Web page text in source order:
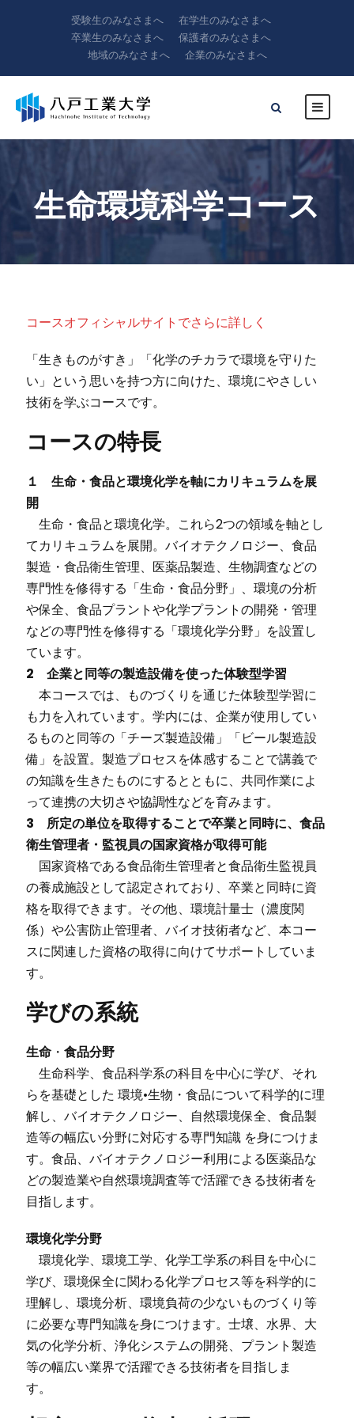
受験生のみなさまへ
在学生のみなさまへ
卒業生のみなさまへ
保護者のみなさまへ
地域のみなさまへ
企業のみなさまへ
生命環境科学コース
コースオフィシャルサイトでさらに詳しく
「生きものがすき」「化学のチカラで環境を守りた
い」という思いを持つ方に向けた、環境にやさしい
技術を学ぶコースです。
コースの特長
１ 生命・食品と環境化学を軸にカリキュラムを展
開
生命・食品と環境化学。これら2つの領域を軸とし
てカリキュラムを展開。バイオテクノロジー、食品
製造・食品衛生管理、医薬品製造、生物調査などの
専門性を修得する「生命・食品分野」、環境の分析
や保全、食品プラントや化学プラントの開発・管理
などの専門性を修得する「環境化学分野」を設置し
ています。
2 企業と同等の製造設備を使った体験型学習
本コースでは、ものづくりを通じた体験型学習に
も力を入れています。学内には、企業が使用してい
るものと同等の「チーズ製造設備」「ビール製造設
備」を設置。製造プロセスを体感することで講義で
の知識を生きたものにするとともに、共同作業によ
って連携の大切さや協調性などを育みます。
3 所定の単位を取得することで卒業と同時に、食品
衛生管理者・監視員の国家資格が取得可能
国家資格である食品衛生管理者と食品衛生監視員
の養成施設として認定されており、卒業と同時に資
格を取得できます。その他、環境計量士（濃度関
係）や公害防止管理者、バイオ技術者など、本コー
スに関連した資格の取得に向けてサポートしていま
す。
学びの系統
生命 ・ 食品分野
生命科学、食品科学系の科目を中心に学び、それ
らを基礎とした 環境•生物・食品について科学的に理
解し、バイオテクノロジー、自然環境保全、食品製
造等の幅広い分野に対応する専門知識 を身につけま
す。食品、バイオテクノロジー利用による医薬品な
どの製造業や自然環境調査等で活躍できる技術者を
目指します。
環境化学分野
環境化学、環境工学、化学工学系の科目を中心に
学び、環境保全に関わる化学プロセス等を科学的に
理解し、環境分析、環境負荷の少ないものづくり等
に必要な専門知識を身につけます。士壌、水界、大
気の化学分析、浄化システムの開発、プラント製造
等の幅広い業界で活躍できる技術者を目指しま
す。